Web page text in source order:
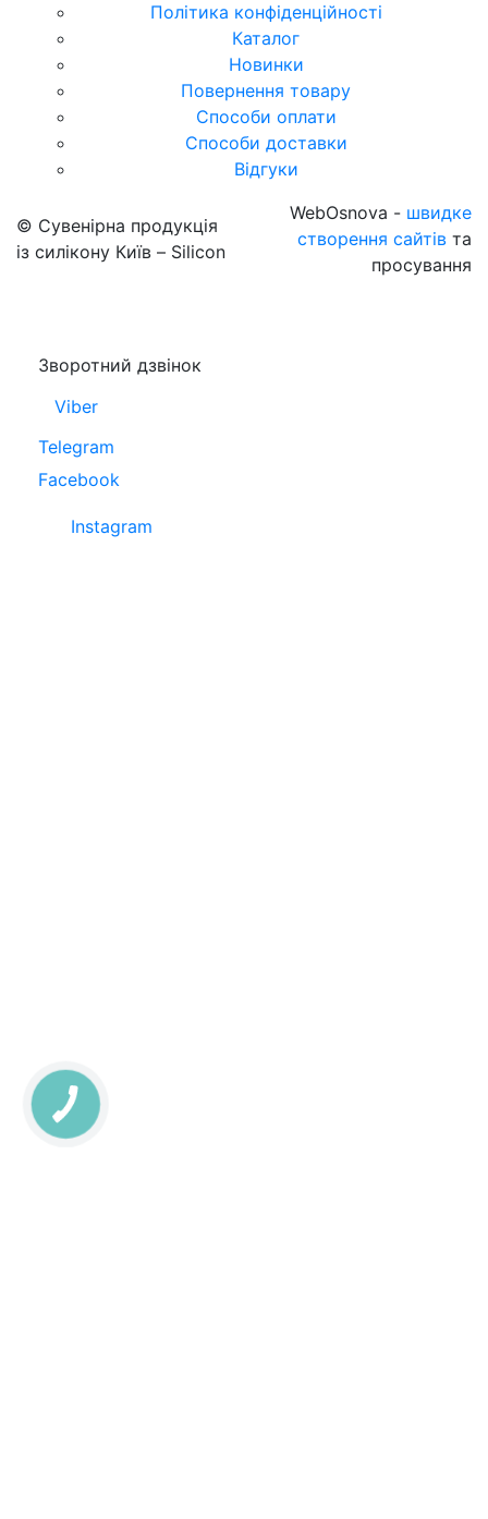
Політика конфіденційності
Каталог
Новинки
Повернення товару
Способи оплати
Способи доставки
Відгуки
© Сувенірна продукція
із силікону Київ – Silicon
WebOsnova - швидке
створення сайтів та
просування
Зворотний дзвінок
Viber
Telegram
Facebook
Instagram